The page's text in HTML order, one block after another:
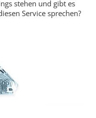
stehen und gibt es
Service sprechen?